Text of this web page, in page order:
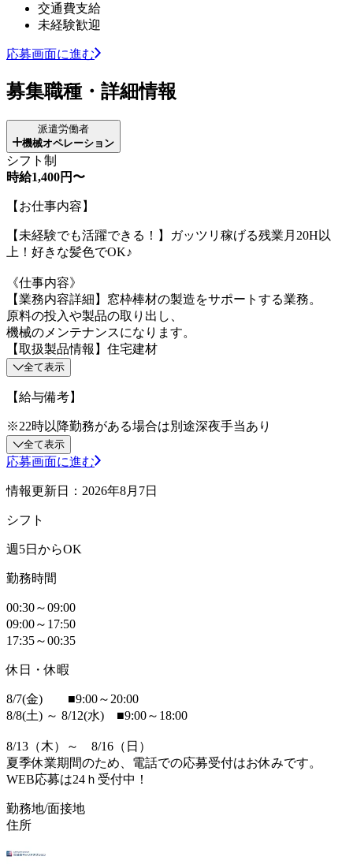
交通費支給
未経験歓迎
応募画面に進む
募集職種・詳細情報
派遣労働者
機械オペレーション
シフト制
時給1,400円〜
【お仕事内容】
【未経験でも活躍できる！】ガッツリ稼げる残業月20H以
上！好きな髪色でOK♪
《仕事内容》
【業務内容詳細】窓枠棒材の製造をサポートする業務。
原料の投入や製品の取り出し、
機械のメンテナンスになります。
【取扱製品情報】住宅建材
全て表示
【給与備考】
※22時以降勤務がある場合は別途深夜手当あり
全て表示
応募画面に進む
情報更新日：2026年8月7日
シフト
週5日からOK
勤務時間
00:30～09:00
09:00～17:50
17:35～00:35
休日・休暇
8/7(金) ■9:00～20:00
8/8(土) ～ 8/12(水) ■9:00～18:00
8/13（木）～ 8/16（日）
夏季休業期間のため、電話での応募受付はお休みです。
WEB応募は24ｈ受付中！
勤務地/面接地
住所